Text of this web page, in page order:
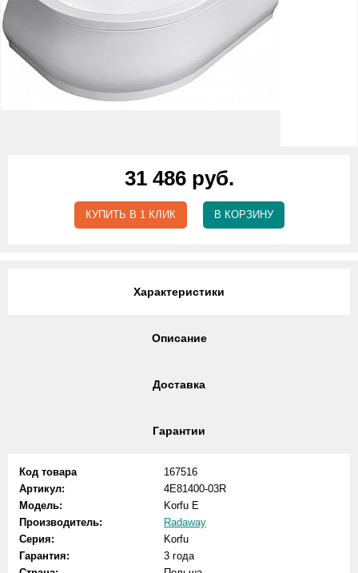
31 486 руб.
КУПИТЬ В 1 КЛИК В КОРЗИНУ
Характеристики
Описание
Доставка
Гарантии
Код товара
167516
Артикул:
4E81400-03R
Модель:
Korfu E
Производитель:
Radaway
Серия:
Korfu
Гарантия:
3 года